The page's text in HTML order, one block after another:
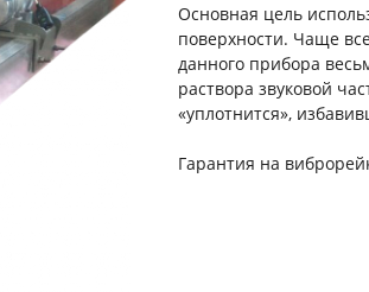
Основная цель
поверхности. Чаще
данного прибора
раствора звуковой
«уплотнится»,
Гарантия на